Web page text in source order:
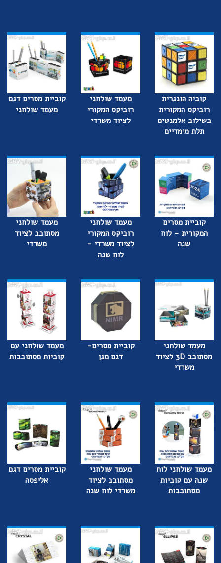
קוביה הונגרית
רוביקס המקורית
בשילוב אלמנטים
תלת מימדיים
מעמד שולחני
רוביקס המקורי
לציוד משרדי
קוביית מסרים דגם
מעמד שולחני
קוביית מסרים
המקורית - לוח
שנה
מעמד שולחני
רוביקס המקורי
לציוד משרדי -
לוח שנה
מעמד שולחני
מסתובב לציוד
משרדי
מעמד שולחני
מסתובב 3D לציוד
משרדי
קוביית מסרים-
דגם מגן
מעמד שולחני עם
קוביות מסתובבות
מעמד שולחני לוח
שנה עם קוביות
מסתובבות
מעמד שולחני
מסתובב לציוד
משרדי לוח שנה
קוביית מסרים דגם
אליפסה